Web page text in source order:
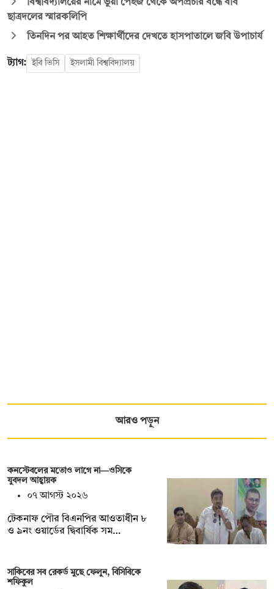
বিশ্ববিদ্যালয়ের নামে ভুয়া পেইজ থেকে অপপ্রচার বন্ধে ববি
ছাত্রদলের স্মারকলিপি
তিনদিন পর আহত শিক্ষার্থীদের দেখতে হাসপাতালে জবি উপাচার্য
ট্যাগ: ইবি ভিসি ইসলামী বিশ্ববিদ্যালয়
আরও পড়ুন
কনস্টেবলের মতোও লাগে না—ওসিকে
যুবদল আহ্বায়ক
০৭ আগস্ট ২০২৬
টেকনাফ পৌর বিএনপির আওতাধীন ৮
ও ৯নং ওয়ার্ডের দ্বিবার্ষিক সম…
সাকিবের সব রেকর্ড মুছে ফেলুন, বিসিবিকে
শফিকুল